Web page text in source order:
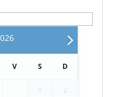
V S D
1 2